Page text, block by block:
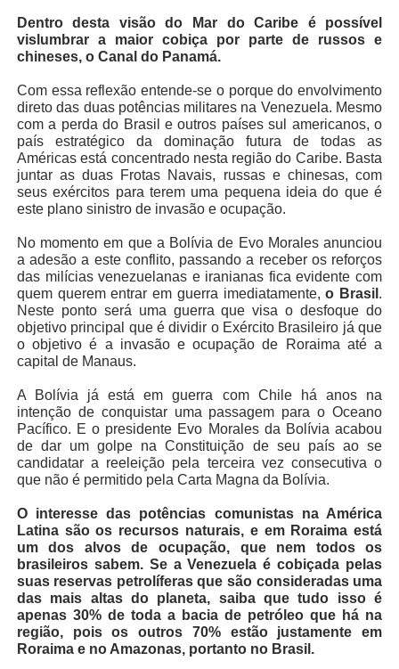
Dentro desta visão do Mar do Caribe é possível
vislumbrar a maior cobiça por parte de russos e
chineses, o Canal do Panamá.
Com essa reflexão entende-se o porque do envolvimento
direto das duas potências militares na Venezuela. Mesmo
com a perda do Brasil e outros países sul americanos, o
país estratégico da dominação futura de todas as
Américas está concentrado nesta região do Caribe. Basta
juntar as duas Frotas Navais, russas e chinesas, com
seus exércitos para terem uma pequena ideia do que é
este plano sinistro de invasão e ocupação.
No momento em que a Bolívia de Evo Morales anunciou
a adesão a este conflito, passando a receber os reforços
das milícias venezuelanas e iranianas fica evidente com
quem querem entrar em guerra imediatamente,o Brasil .
Neste ponto será uma guerra que visa o desfoque do
objetivo principal que é dividir o Exército Brasileiro já que
o objetivo é a invasão e ocupação de Roraima até a
capital de Manaus.
A Bolívia já está em guerra com Chile há anos na
intenção de conquistar uma passagem para o Oceano
Pacífico. E o presidente Evo Morales da Bolívia acabou
de dar um golpe na Constituição de seu país ao se
candidatar a reeleição pela terceira vez consecutiva o
que não é permitido pela Carta Magna da Bolívia.
O interesse das potências comunistas na América
Latina são os recursos naturais, e em Roraima está
um dos alvos de ocupação, que nem todos os
brasileiros sabem. Se a Venezuela é cobiçada pelas
suas reservas petrolíferas que são consideradas uma
das mais altas do planeta, saiba que tudo isso é
apenas 30% de toda a bacia de petróleo que há na
região, pois os outros 70% estão justamente em
Roraima e no Amazonas, portanto no Brasil.